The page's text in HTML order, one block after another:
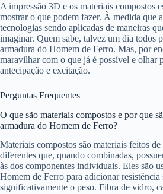
A impressão 3D e os materiais compostos
mostrar o que podem fazer. À medida que
tecnologias sendo aplicadas de maneiras
imaginar. Quem sabe, talvez um dia todos
armadura do Homem de Ferro. Mas, por
maravilhar com o que já é possível e olhar
antecipação e excitação.
Perguntas Frequentes
O que são materiais compostos e por que
armadura do Homem de Ferro?
Materiais compostos são materiais feitos
diferentes que, quando combinadas,
às dos componentes individuais. Eles são
Homem de Ferro para adicionar resistência
significativamente o peso. Fibra de vidro,